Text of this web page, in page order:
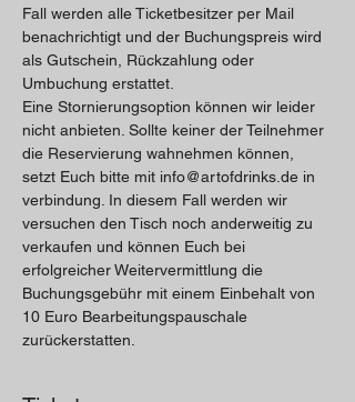
Fall werden alle Ticketbesitzer per Mail
benachrichtigt und der Buchungspreis wird
als Gutschein, Rückzahlung oder
Umbuchung erstattet.
Eine Stornierungsoption können wir leider
nicht anbieten. Sollte keiner der Teilnehmer
die Reservierung wahnehmen können,
setzt Euch bitte mit info@artofdrinks.de in
verbindung. In diesem Fall werden wir
versuchen den Tisch noch anderweitig zu
verkaufen und können Euch bei
erfolgreicher Weitervermittlung die
Buchungsgebühr mit einem Einbehalt von
10 Euro Bearbeitungspauschale
zurückerstatten.